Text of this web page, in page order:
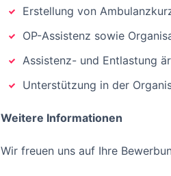
Erstellung von
OP-Assistenz sowie
Assistenz- und Entlastung
Unterstützung in der
Weitere Informationen
Wir freuen uns auf Ihre